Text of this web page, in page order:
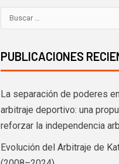
PUBLICACIONES
La separación de poderes
arbitraje deportivo: una
reforzar la independencia
Evolución del Arbitraje de